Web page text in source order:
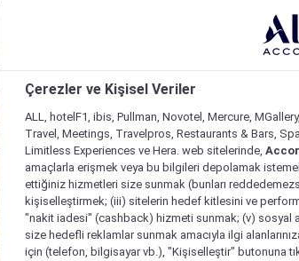
Çerezler ve Kişisel Veriler
ALL, hotelF1, ibis, Pullman, Novotel, Mercure,
Travel, Meetings, Travelpros, Restaurants & Bars,
Limitless Experiences ve Hera. web sitelerinde,
amaçlarla erişmek veya bu bilgileri depolamak
ettiğiniz hizmetleri size sunmak (bunları
kişiselleştirmek; (iii) sitelerin hedef kitlesini ve
"nakit iadesi" (cashback) hizmeti sunmak; (v) sosyal
size hedefli reklamlar sunmak amacıyla ilgi
için (telefon, bilgisayar vb.), "Kişiselleştir" butonuna